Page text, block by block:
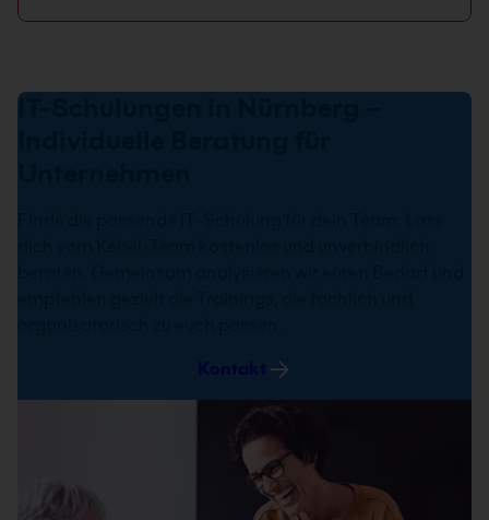
IT-Schulungen in Nürnberg –